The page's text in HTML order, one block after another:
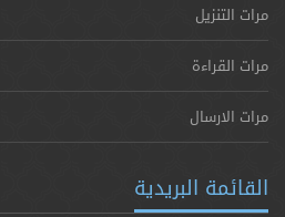
مرات التنزيل
مرات القراءة
مرات الارسال
القائمة البريدية